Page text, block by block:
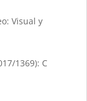
Visual y
1369): C